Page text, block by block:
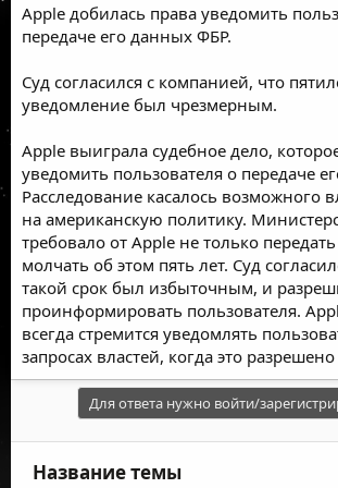
Apple добилась права уведомить
передаче его данных ФБР.
Суд согласился с компанией, что
уведомление был чрезмерным.
Apple выиграла судебное дело,
уведомить пользователя о передаче
Расследование касалось возможного
на американскую политику.
требовало от Apple не только
молчать об этом пять лет. Суд
такой срок был избыточным, и
проинформировать пользователя.
всегда стремится уведомлять
запросах властей, когда это
Для ответа нужно войти/
Название темы